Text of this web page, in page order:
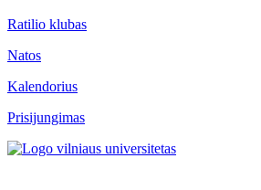
Ratilio klubas
Natos
Kalendorius
Prisijungimas